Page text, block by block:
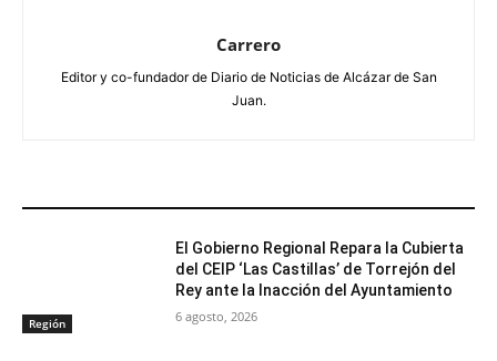
Carrero
Editor y co-fundador de Diario de Noticias de Alcázar de San
Juan.
Región
El Gobierno Regional Repara la Cubierta
del CEIP ‘Las Castillas’ de Torrejón del
Rey ante la Inacción del Ayuntamiento
6 agosto, 2026